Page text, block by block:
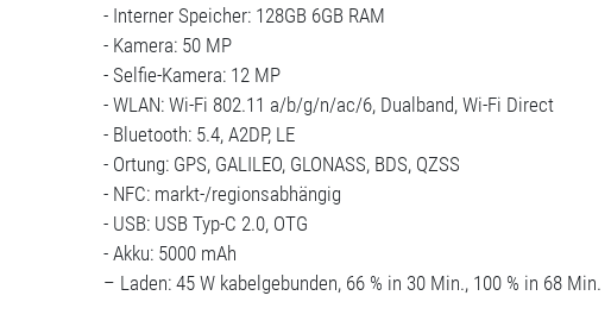
- Interner Speicher: 128GB 6GB RAM
- Kamera: 50 MP
- Selfie-Kamera: 12 MP
- WLAN: Wi-Fi 802.11 a/b/g/n/ac/6, Dualband, Wi-Fi Direct
- Bluetooth: 5.4, A2DP, LE
- Ortung: GPS, GALILEO, GLONASS, BDS, QZSS
- NFC: markt-/regionsabhängig
- USB: USB Typ-C 2.0, OTG
- Akku: 5000 mAh
– Laden: 45 W kabelgebunden, 66 % in 30 Min., 100 % in 68 Min.